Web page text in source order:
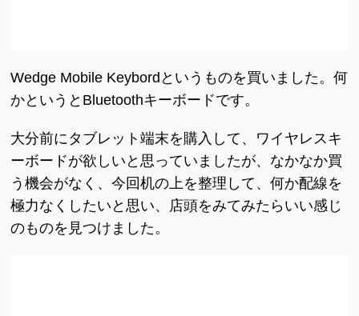
Wedge Mobile Keybordというものを買いました。何
かというとBluetoothキーボードです。
大分前にタブレット端末を購入して、ワイヤレスキ
ーボードが欲しいと思っていましたが、なかなか買
う機会がなく、今回机の上を整理して、何か配線を
極力なくしたいと思い、店頭をみてみたらいい感じ
のものを見つけました。